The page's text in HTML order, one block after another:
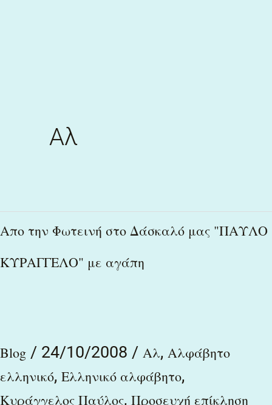
Αλ
Απο την Φωτεινή στο Δάσκαλό μας "ΠΑΥΛΟ
ΚΥΡΑΓΓΕΛΟ" με αγάπη
Blog / 24/10/2008 / Αλ, Αλφάβητο
ελληνικό, Ελληνικό αλφάβητο,
Κυράγγελος Παύλος, Προσευχή επίκληση
Απο
Φωτεινή
μας
"ΠΑΥΛΟ
ΚΥΡΑΓΓΕΛΟ"